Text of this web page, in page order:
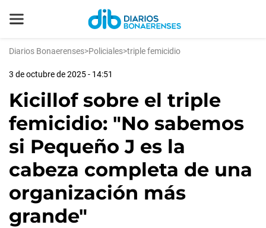
Diarios Bonaerenses>Policiales>triple femicidio
3 de octubre de 2025 - 14:51
Kicillof sobre el triple
femicidio: "No sabemos
si Pequeño J es la
cabeza completa de una
organización más
grande"